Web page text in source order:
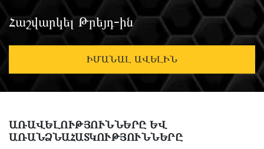
Հաշվարկել Թրեյդ-ին
ԻՄԱՆԱԼ ԱՎԵԼԻՆ
ԱՌԱՎԵԼՈՒԹՅՈՒՆՆԵՐԸ ԵՎ
ԱՌԱՆՁՆԱՀԱՏԿՈՒԹՅՈՒՆՆԵՐԸ